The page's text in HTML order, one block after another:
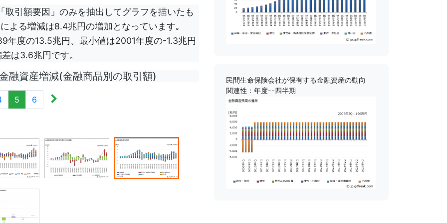
引額要因」のみを抽出してグラフを描いたも
よる増減は8.4兆円の増加となっています｡
年度の13.5兆円、最小値は2001年度の-1.3兆円
は3.6兆円です。
資産増減(金融商品別の取引額)
5 6
民間生命保険会社が保有する金融資産の動向
関連性：年度--四半期